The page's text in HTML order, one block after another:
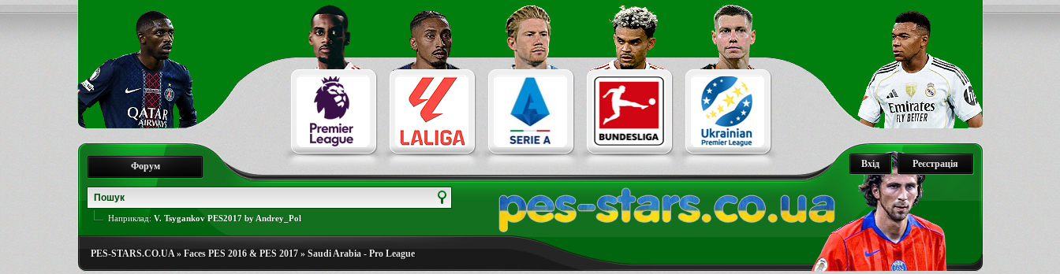
Реєстрація
Вхід
Форум
Наприклад: V. Tsygankov PES2017 by Andrey_Pol
PES-STARS.CO.UA» Faces PES 2016 & PES 2017» Saudi Arabia - Pro League